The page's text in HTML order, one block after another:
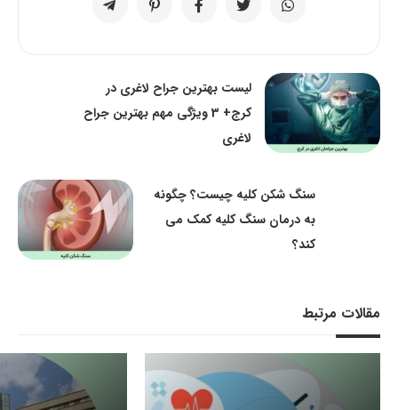
لیست بهترین جراح لاغری در
کرج+ 3 ویژگی مهم بهترین جراح
لاغری
سنگ شکن کلیه چیست؟ چگونه
به درمان سنگ کلیه کمک می
کند؟
مقالات مرتبط